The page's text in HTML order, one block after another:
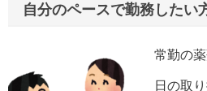
自分のペースで勤務したい
常勤の
日の取